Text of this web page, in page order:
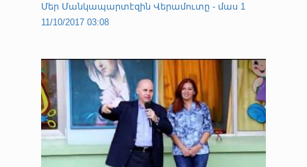
Մեր Մանկապարտէզին Վերամուտը - մաս 1
11/10/2017 03:08